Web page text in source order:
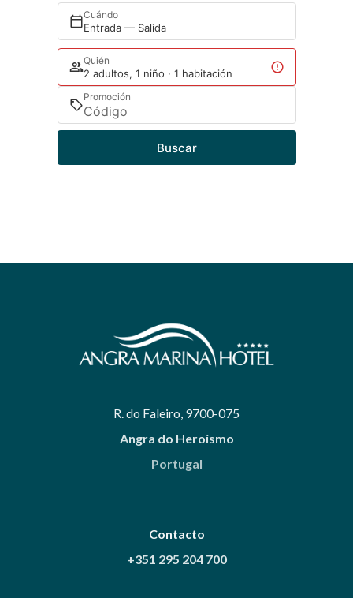
Cuándo
Entrada — Salida
Quién
2 adultos, 1 niño · 1 habitación
Promoción
Buscar
R. do Faleiro, 9700-075
Angra do Heroísmo
Portugal
Contacto
+351 295 204 700